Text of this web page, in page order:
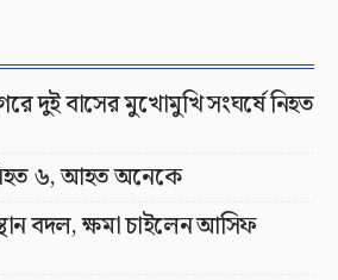
দুই বাসের মুখোমুখি সংঘর্ষে নিহত
৬, আহত অনেকে
বদল, ক্ষমা চাইলেন আসিফ